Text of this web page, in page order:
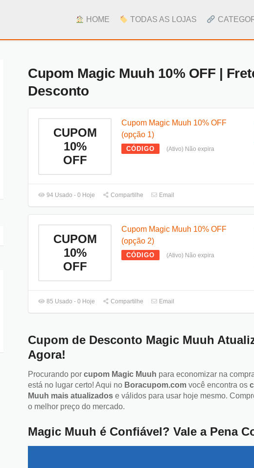
HOME TODAS AS LOJAS
Cupom Magic Muuh 10% OFF |
Desconto
CUPOM
10%
OFF
Cupom Magic Muuh 10% OFF
(opção 1)
CÓDIGO (Ativo) Não expira
94 Usado - 0 Hoje Compartilhe Email
CUPOM
10%
OFF
Cupom Magic Muuh 10% OFF
(opção 2)
CÓDIGO (Ativo) Não expira
85 Usado - 0 Hoje Compartilhe Email
Cupom de Desconto Magic Muuh
Agora!
Procurando por cupom Magic Muuh para economizar na
está no lugar certo! Aqui no Boracupom.com você encontra os
Muuh mais atualizados e válidos para usar hoje mesmo.
o melhor preço do mercado.
Magic Muuh é Confiável? Vale a Pena